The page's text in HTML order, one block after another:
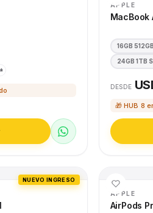
APPLE
MacBook
16GB
24GB 1TB
DESDE
🎁 HUB 8
NUEVO INGRESO
APPLE
AirPods